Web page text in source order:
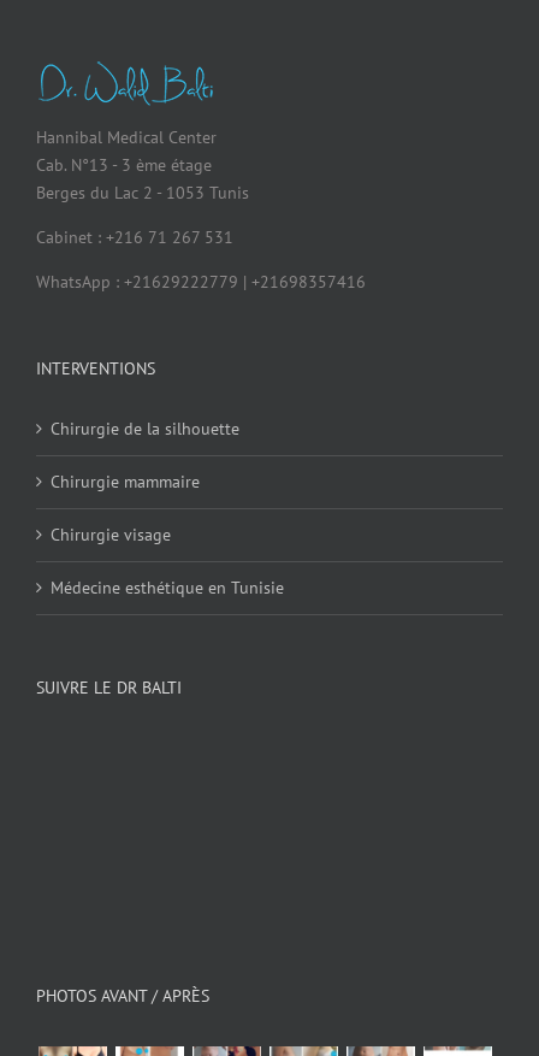
Hannibal Medical Center
Cab. N°13 - 3 ème étage
Berges du Lac 2 - 1053 Tunis
Cabinet : +216 71 267 531
WhatsApp : +21629222779 | +21698357416
INTERVENTIONS
Chirurgie de la silhouette
Chirurgie mammaire
Chirurgie visage
Médecine esthétique en Tunisie
SUIVRE LE DR BALTI
PHOTOS AVANT / APRÈS